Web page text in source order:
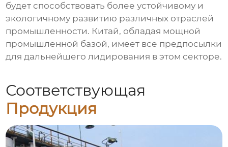
будет способствовать более устойчивому и
экологичному развитию различных отраслей
промышленности. Китай, обладая мощной
промышленной базой, имеет все предпосылки
для дальнейшего лидирования в этом секторе.
Соответствующая
Продукция